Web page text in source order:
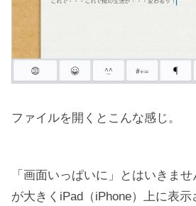
ファイルを開くとこんな感じ。
「画面いっぱいに」とはいきま
が大きくiPad（iPhone）上に表